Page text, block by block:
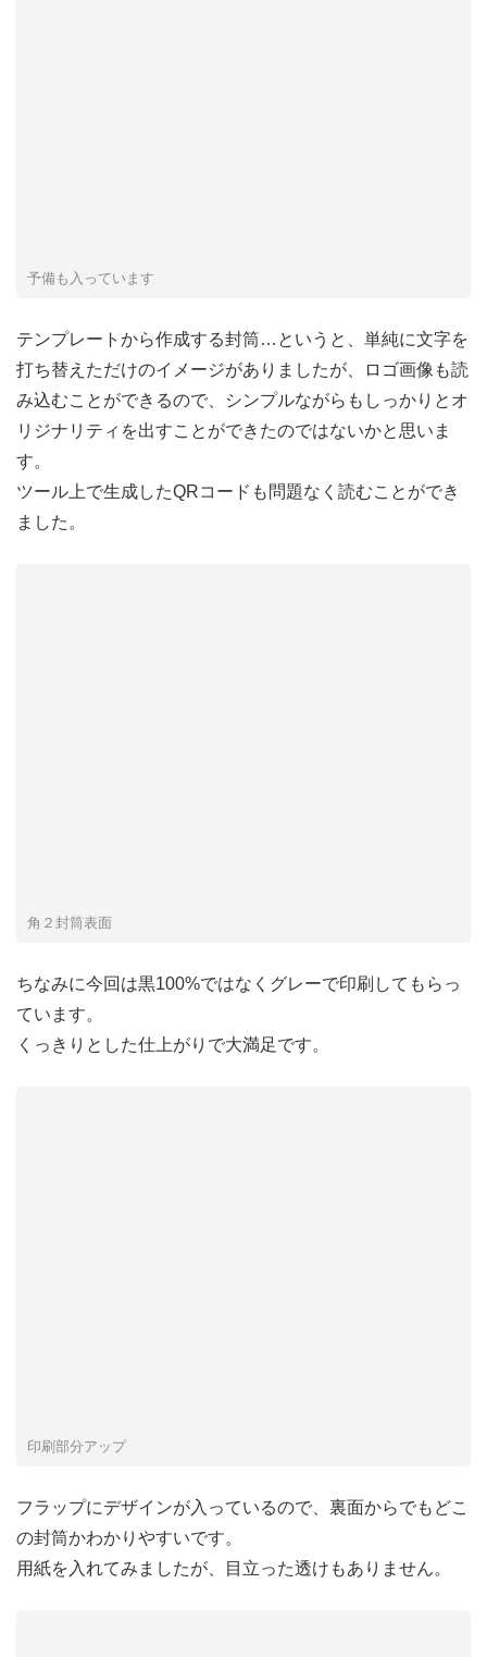
予備も入っています
テンプレートから作成する封筒…というと、単純に文字を
打ち替えただけのイメージがありましたが、ロゴ画像も読
み込むことができるので、シンプルながらもしっかりとオ
リジナリティを出すことができたのではないかと思いま
す。
ツール上で生成したQRコードも問題なく読むことができ
ました。
角２封筒表面
ちなみに今回は黒100%ではなくグレーで印刷してもらっ
ています。
くっきりとした仕上がりで大満足です。
印刷部分アップ
フラップにデザインが入っているので、裏面からでもどこ
の封筒かわかりやすいです。
用紙を入れてみましたが、目立った透けもありません。